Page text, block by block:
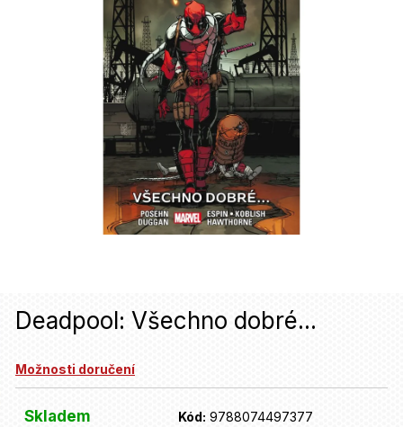
Deadpool: Všechno dobré...
Možnosti doručení
Skladem Kód: 9788074497377
n
j